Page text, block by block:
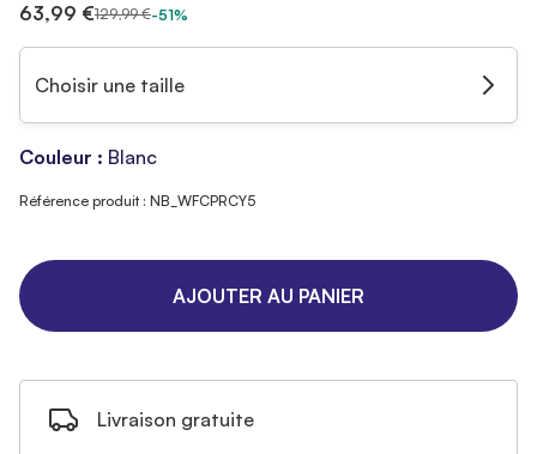
63,99 €129,99 €-51%
Choisir une taille
Couleur : Blanc
Référence produit : NB_WFCPRCY5
AJOUTER AU PANIER
Livraison gratuite